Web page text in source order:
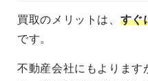
買取のメリットは、 すぐ
です。
不動産会社にもよります